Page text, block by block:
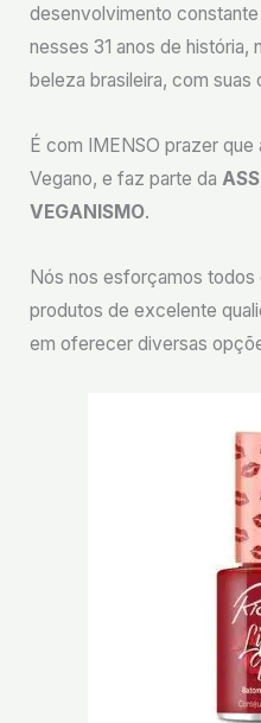
desenvolvimento
nesses 31 anos de história,
beleza brasileira, com suas
É com IMENSO prazer
Vegano, e faz parte da
VEGANISMO.
Nós nos esforçamos todos
produtos de excelente
em oferecer diversas